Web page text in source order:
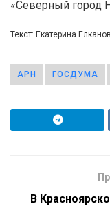
«Северный город
Текст: Екатерина
АРН ГОСДУМА
В